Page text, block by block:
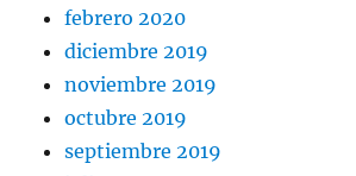
febrero 2020
diciembre 2019
noviembre 2019
octubre 2019
septiembre 2019